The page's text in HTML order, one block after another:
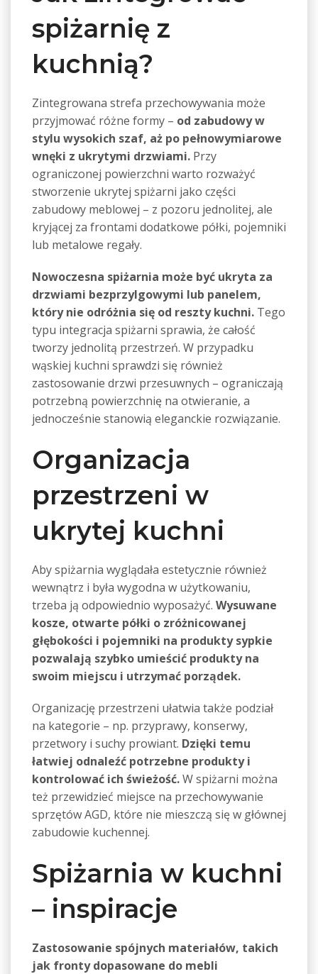
spiżarnię z
kuchnią?
Zintegrowana strefa przechowywania może
przyjmować różne formy – od zabudowy w
stylu wysokich szaf, aż po pełnowymiarowe
wnęki z ukrytymi drzwiami. Przy
ograniczonej powierzchni warto rozważyć
stworzenie ukrytej spiżarni jako części
zabudowy meblowej – z pozoru jednolitej, ale
kryjącej za frontami dodatkowe półki, pojemniki
lub metalowe regały.
Nowoczesna spiżarnia może być ukryta za
drzwiami bezprzylgowymi lub panelem,
który nie odróżnia się od reszty kuchni. Tego
typu integracja spiżarni sprawia, że całość
tworzy jednolitą przestrzeń. W przypadku
wąskiej kuchni sprawdzi się również
zastosowanie drzwi przesuwnych – ograniczają
potrzebną powierzchnię na otwieranie, a
jednocześnie stanowią eleganckie rozwiązanie.
Organizacja
przestrzeni w
ukrytej kuchni
Aby spiżarnia wyglądała estetycznie również
wewnątrz i była wygodna w użytkowaniu,
trzeba ją odpowiednio wyposażyć. Wysuwane
kosze, otwarte półki o zróżnicowanej
głębokości i pojemniki na produkty sypkie
pozwalają szybko umieścić produkty na
swoim miejscu i utrzymać porządek.
Organizację przestrzeni ułatwia także podział
na kategorie – np. przyprawy, konserwy,
przetwory i suchy prowiant. Dzięki temu
łatwiej odnaleźć potrzebne produkty i
kontrolować ich świeżość.W spiżarni można
też przewidzieć miejsce na przechowywanie
sprzętów AGD, które nie mieszczą się w głównej
zabudowie kuchennej.
Spiżarnia w kuchni
– inspiracje
Zastosowanie spójnych materiałów, takich
jak fronty dopasowane do mebli